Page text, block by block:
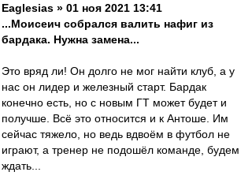
Eaglesias » 01 ноя 2021 13:41
...Моисеич собрался валить нафиг из
бардака. Нужна замена...
Это вряд ли! Он долго не мог найти клуб, а у
нас он лидер и железный старт. Бардак
конечно есть, но с новым ГТ может будет и
получше. Всё это относится и к Антоше. Им
сейчас тяжело, но ведь вдвоём в футбол не
играют, а тренер не подошёл команде, будем
ждать...